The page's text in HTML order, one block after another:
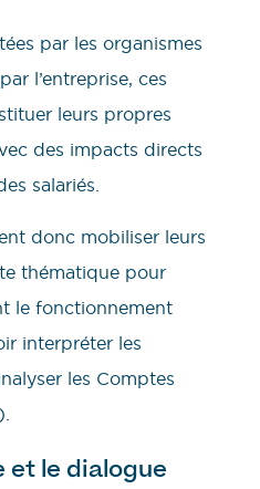
par les organismes
l’entreprise, ces
leurs propres
des impacts directs
salariés.
donc mobiliser leurs
thématique pour
le fonctionnement
interpréter les
les Comptes
et le dialogue